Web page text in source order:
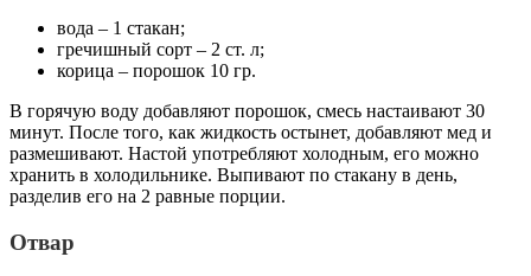
вода – 1 стакан;
гречишный сорт – 2 ст. л;
корица – порошок 10 гр.
В горячую воду добавляют порошок, смесь настаивают 30
минут. После того, как жидкость остынет, добавляют мед и
размешивают. Настой употребляют холодным, его можно
хранить в холодильнике. Выпивают по стакану в день,
разделив его на 2 равные порции.
Отвар